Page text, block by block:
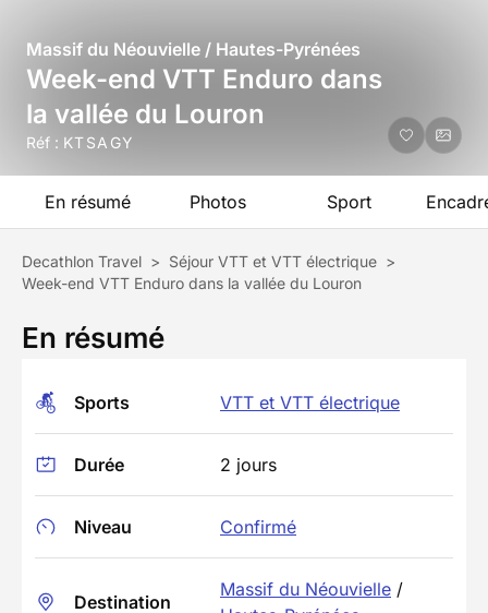
Massif du Néouvielle / Hautes-Pyrénées
Week-end VTT Enduro dans
la vallée du Louron
Réf : KTSAGY
En résumé Photos Sport
Decathlon Travel > Séjour VTT et VTT électrique >
Week-end VTT Enduro dans la vallée du Louron
En résumé
Sports VTT et VTT électrique
Durée 2 jours
Niveau Confirmé
Destination
Massif du Néouvielle /